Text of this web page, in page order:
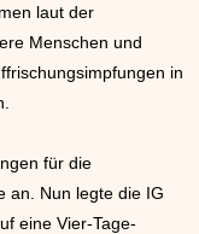
laut der
Menschen und
in
für die
an. Nun legte die IG
eine Vier-Tage-